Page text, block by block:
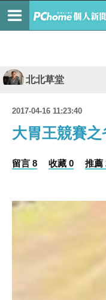
北北草堂
2017-04-16 11:23:40
大胃王競賽之
留言 8 收藏 0 推薦